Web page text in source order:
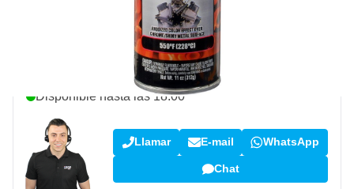
Opiniones de clientes:
4,13/5(795 críticas)
¿Pregunta sobre este producto?
Hable con uno de nuestros especialistas
Disponible hasta las 18:00
Llamar E-mail WhatsApp
Chat